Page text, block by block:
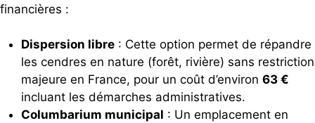
financières :
Dispersion libre : Cette option permet de répandre
les cendres en nature (forêt, rivière) sans restriction
majeure en France, pour un coût d’environ 63 €
incluant les démarches administratives.
Columbarium municipal : Un emplacement en